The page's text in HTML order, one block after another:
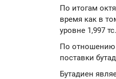
По итогам
время как в
уровне 1,997
По отношению
поставки
Бутадиен